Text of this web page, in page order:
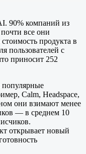
90% компаний из
все они
продукта в
пользователей с
приносит 252
Calm, Headspace,
они взимают менее
— в среднем 10
открывает новый